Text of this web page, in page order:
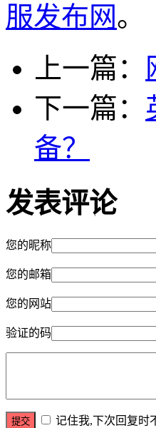
服发布网。
上一篇：
下一篇：
备？
发表评论
您的昵称
您的邮箱
您的网站
验证的码
记住我,下次回复时